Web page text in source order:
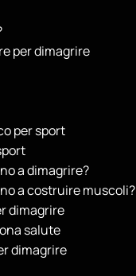
per dimagrire
per sport
a dimagrire?
a costruire muscoli?
dimagrire
salute
dimagrire